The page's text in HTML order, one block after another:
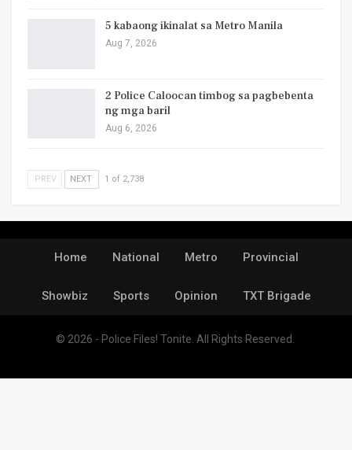
5 kabaong ikinalat sa Metro Manila
Aug 7, 2026
2 Police Caloocan timbog sa pagbebenta
ng mga baril
Aug 6, 2026
PREV NEXT 1 of 2,738
Home National Metro Provincial
Showbiz Sports Opinion TXT Brigade
© 2026 - Police Files! Tonite. All Rights Reserved.